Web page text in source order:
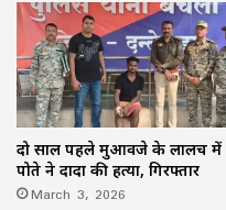
दो साल पहले मुआवजे के लालच में
पोते ने दादा की हत्या, गिरफ्तार
March 3, 2026